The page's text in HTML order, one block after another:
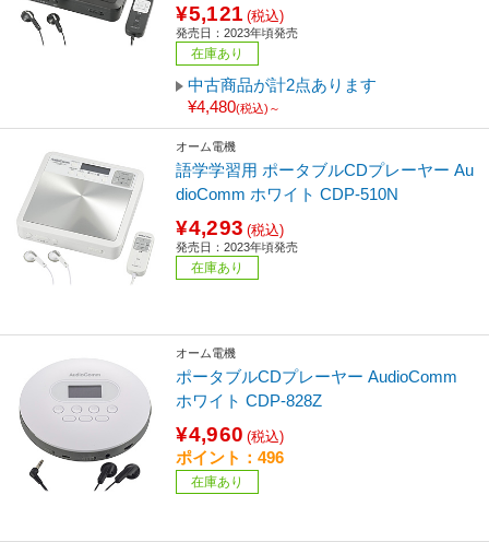
¥5,121 (税込)
発売日：2023年頃発売
在庫あり
中古商品が計2点あります
¥4,480(税込)～
オーム電機
語学学習用 ポータブルCDプレーヤー Au
dioComm ホワイト CDP-510N
¥4,293 (税込)
発売日：2023年頃発売
在庫あり
オーム電機
ポータブルCDプレーヤー AudioComm
ホワイト CDP-828Z
¥4,960 (税込)
ポイント：496
在庫あり